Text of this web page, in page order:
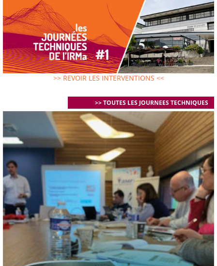
>> REVOIR LES INTERVENTIONS <<
>> TOUTES LES JOURNEES TECHNIQUES